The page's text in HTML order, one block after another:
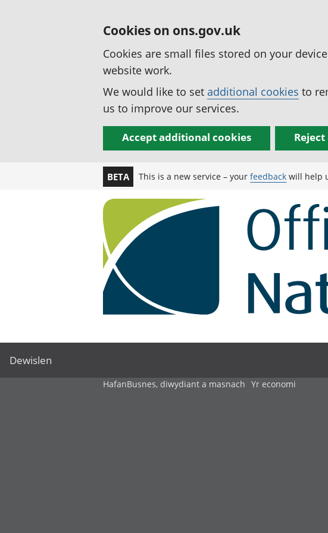
Cookies on ons.gov.uk
Cookies are small files stored on your
website work.
We would like to set additional cookies to
us to improve our services.
Accept additional cookies
BETA This is a new service – yourfeedback will help
Dewislen
HafanBusnes, diwydiant a masnach Yr economi